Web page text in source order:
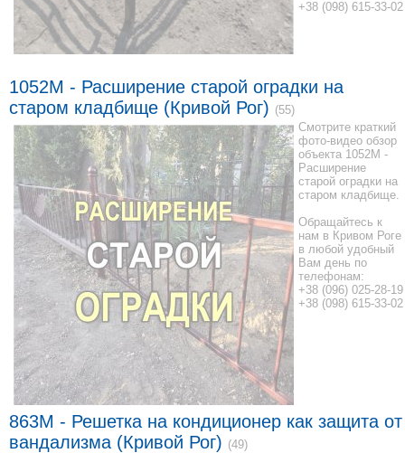
+38 (098) 615-33-02
1052M - Расширение старой оградки на
старом кладбище (Кривой Рог) (55)
Смотрите краткий
фото-видео обзор
объекта 1052M -
Расширение
старой оградки на
старом кладбище.
Обращайтесь к
нам в Кривом Роге
в любой удобный
Вам день по
телефонам:
+38 (096) 025-28-19
+38 (098) 615-33-02
863M - Решетка на кондиционер как защита от
вандализма (Кривой Рог) (49)